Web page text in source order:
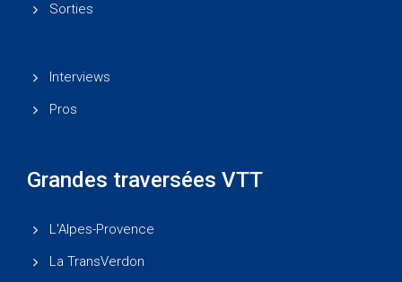
Sorties
Interviews
Pros
Grandes traversées VTT
L'Alpes-Provence
La TransVerdon